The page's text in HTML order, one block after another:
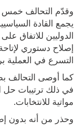
وقدّم التحالف خمس
يجمع القادة
الدوليين للاتفاق
إصلاح دستوري
التسرع في العملية
كما أوصى التحالف
في ذلك ترتيبات حل
مواتية للانتخابات.
وحذر من أنه بدون